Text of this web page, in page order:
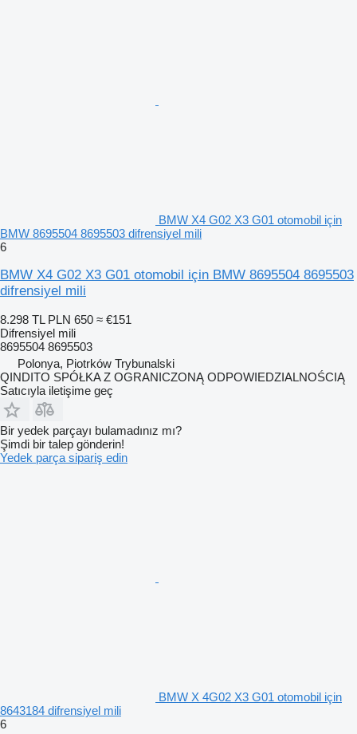
BMW X4 G02 X3 G01 otomobil için
BMW 8695504 8695503 difrensiyel mili
6
BMW X4 G02 X3 G01 otomobil için BMW 8695504 8695503
difrensiyel mili
8.298 TL PLN 650 ≈ €151
Difrensiyel mili
8695504 8695503
Polonya, Piotrków Trybunalski
QINDITO SPÓŁKA Z OGRANICZONĄ ODPOWIEDZIALNOŚCIĄ
Satıcıyla iletişime geç
Bir yedek parçayı bulamadınız mı?
Şimdi bir talep gönderin!
Yedek parça sipariş edin
BMW X 4G02 X3 G01 otomobil için
8643184 difrensiyel mili
6